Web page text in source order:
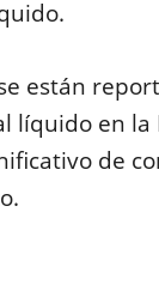
están
líquido en la
de